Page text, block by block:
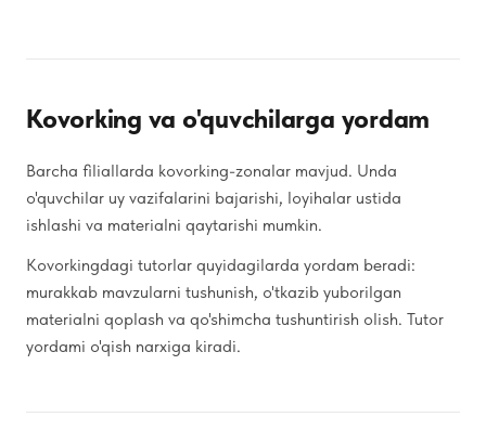
Kovorking va o'quvchilarga yordam
Barcha filiallarda kovorking-zonalar mavjud. Unda
o'quvchilar uy vazifalarini bajarishi, loyihalar ustida
ishlashi va materialni qaytarishi mumkin.
Kovorkingdagi tutorlar quyidagilarda yordam beradi:
murakkab mavzularni tushunish, o'tkazib yuborilgan
materialni qoplash va qo'shimcha tushuntirish olish. Tutor
yordami o'qish narxiga kiradi.